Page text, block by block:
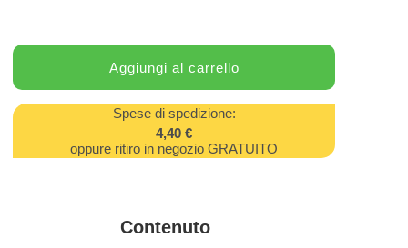
Spese di spedizione:
4,40 €
oppure ritiro in negozio GRATUITO
Contenuto